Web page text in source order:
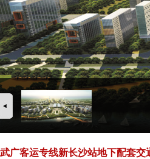
武广客运专线新长沙站地下配套交